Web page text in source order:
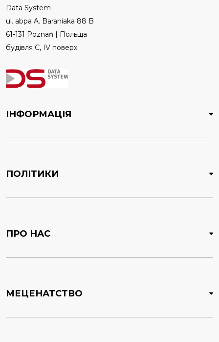
Data System
ul. abpa A. Baraniaka 88 B
61-131 Poznań | Польща
будівля C, IV поверх.
ІНФОРМАЦІЯ
ПОЛІТИКИ
ПРО НАС
МЕЦЕНАТСТВО